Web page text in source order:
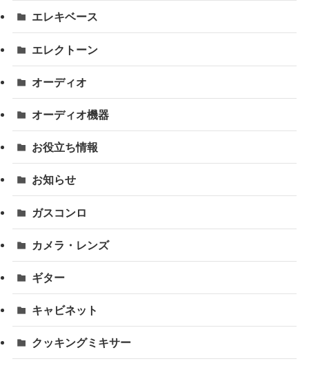
エレキベース
エレクトーン
オーディオ
オーディオ機器
お役立ち情報
お知らせ
ガスコンロ
カメラ・レンズ
ギター
キャビネット
クッキングミキサー